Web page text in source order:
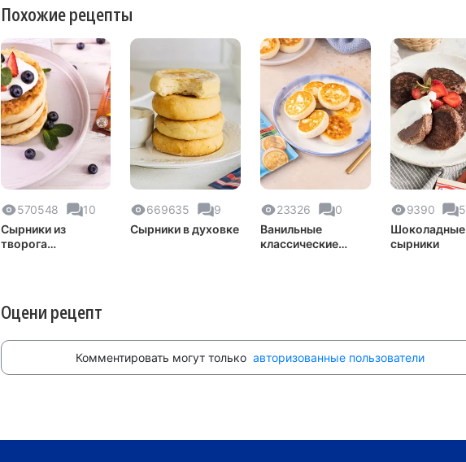
Похожие рецепты
570548
10
Сырники из
творога
669635
9
Сырники в духовке
23326
0
Ванильные
классические
9390
5
Шоколадные
сырники
Оцени рецепт
Комментировать могут толькоавторизованные пользователи